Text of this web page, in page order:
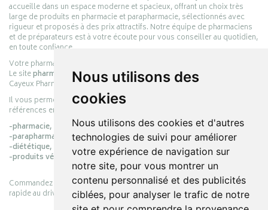
Nous utilisons des
cookies
Nous utilisons des cookies et d'autres
technologies de suivi pour améliorer
votre expérience de navigation sur
notre site, pour vous montrer un
contenu personnalisé et des publicités
ciblées, pour analyser le trafic de notre
accueille dans un espace moderne et spacieux, offrant un choix très
large de produits en pharmacie et parapharmacie, sélectionnés avec
rigueur et proposés à des prix attractifs. Notre équipe de pharmaciens
et de préparateurs est à votre écoute pour vous conseiller au quotidien,
en toute confiance.
Votre pharmacie en ligne :
Le sitepharmacie-cayeux.frest le prolongement digital de la pharmacie
Cayeux Pharmabest Berck-sur-Mer – Rang-du-Fliers.
Il vous permet de réaliser vos achats en ligne parmi des milliers de
références en :
-pharmacie,
-parapharmacie,
-diététique,
-produits vétérinaires.
Commandez simplement vos produits en ligne et choisissez le retrait
rapide au drive ou la livraison à domicile, en toute simplicité.